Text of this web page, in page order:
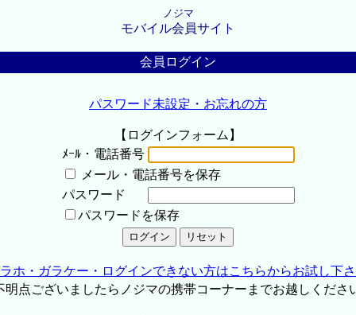
ノジマ
モバイル会員サイト
会員ログイン
パスワード未設定・お忘れの方
【ログインフォーム】
ﾒｰﾙ・電話番号
メール・電話番号を保存
パスワード
パスワードを保存
ホ・ガラケー・ログインできない方はこちらからお試し下
点ございましたらノジマの携帯コーナーまでお越しくださ